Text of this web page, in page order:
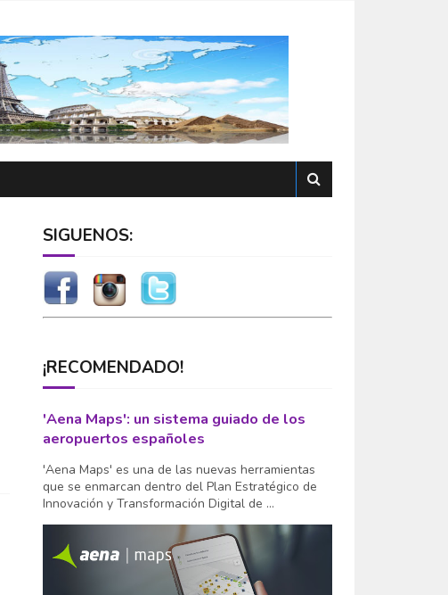
SÍGUENOS:
¡RECOMENDADO!
'Aena Maps': un sistema guiado de los
aeropuertos españoles
'Aena Maps' es una de las nuevas herramientas
que se enmarcan dentro del Plan Estratégico de
Innovación y Transformación Digital de ...